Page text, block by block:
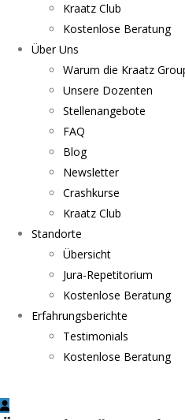
Kraatz Club
Kostenlose Beratung
Über Uns
Warum die Kraatz
Unsere Dozenten
Stellenangebote
FAQ
Blog
Newsletter
Crashkurse
Kraatz Club
Standorte
Übersicht
Jura-Repetitorium
Kostenlose Beratung
Erfahrungsberichte
Testimonials
Kostenlose Beratung